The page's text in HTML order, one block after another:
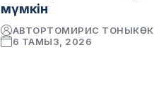
мүмкін
АВТОРТОМИРИС ТОНЫКӨК
6 ТАМЫЗ, 2026